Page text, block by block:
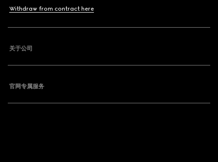
Withdraw from contract here
关于公司
官网专属服务